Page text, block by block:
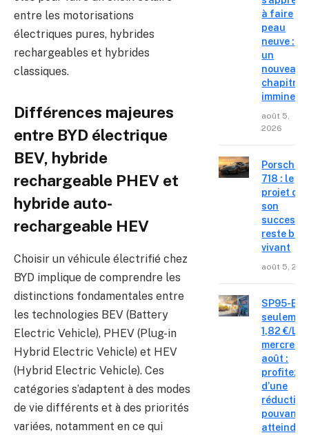
entre les motorisations
électriques pures, hybrides
rechargeables et hybrides
classiques.
Différences majeures
entre BYD électrique
BEV, hybride
rechargeable PHEV et
hybride auto-
rechargeable HEV
Choisir un véhicule électrifié chez
BYD implique de comprendre les
distinctions fondamentales entre
les technologies BEV (Battery
Electric Vehicle), PHEV (Plug-in
Hybrid Electric Vehicle) et HEV
(Hybrid Electric Vehicle). Ces
catégories s’adaptent à des modes
de vie différents et à des priorités
variées, notamment en ce qui
à faire
peau
neuve :
un
nouveau
chapitre
imminent
août 5,
2026
Porsche
718 : le
projet de
son
reste bien
vivant
août 5,
SP95-E10
1,82 €/L
mercredi
août :
profitez
d’une
réduction
pouvant
atteindre